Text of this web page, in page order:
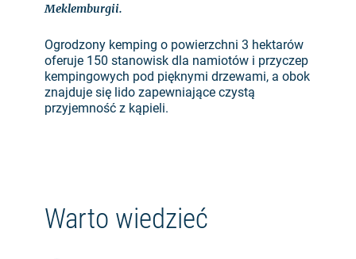
Meklemburgii.
Ogrodzony kemping o powierzchni 3 hektarów
oferuje 150 stanowisk dla namiotów i przyczep
kempingowych pod pięknymi drzewami, a obok
znajduje się lido zapewniające czystą
przyjemność z kąpieli.
Warto wiedzieć